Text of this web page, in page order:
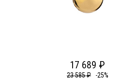
17 689 ₽
23 585 ₽ -25%